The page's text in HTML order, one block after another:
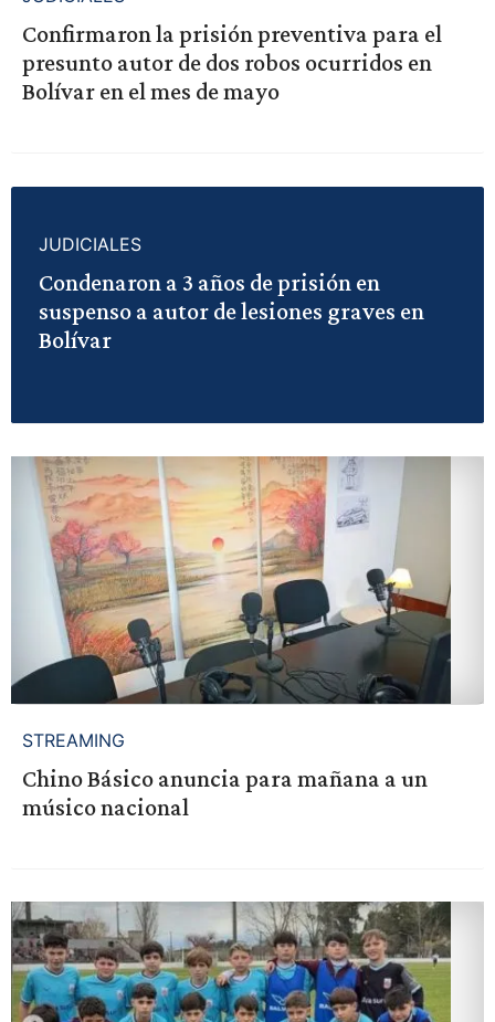
Confirmaron la prisión preventiva para el
presunto autor de dos robos ocurridos en
Bolívar en el mes de mayo
JUDICIALES
Condenaron a 3 años de prisión en
suspenso a autor de lesiones graves en
Bolívar
STREAMING
Chino Básico anuncia para mañana a un
músico nacional